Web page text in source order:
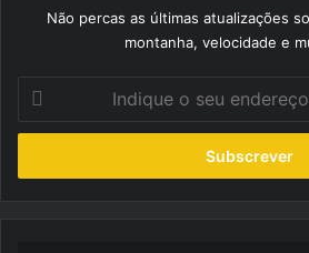
Não percas as últimas atualizações
montanha, velocidade e
seu
de